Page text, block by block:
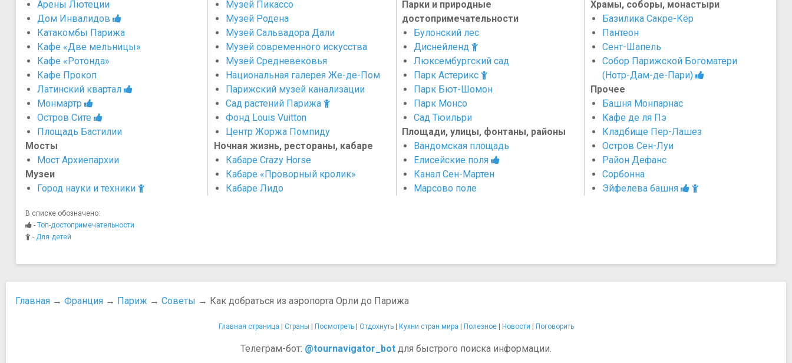
Арены Лютеции
Дом Инвалидов
Катакомбы Парижа
Кафе «Две мельницы»
Кафе «Ротонда»
Кафе Прокоп
Латинский квартал
Монмартр
Остров Сите
Площадь Бастилии
Мосты
Мост Архиепархии
Музеи
Город науки и техники
Музей Пикассо
Музей Родена
Музей Сальвадора Дали
Музей современного искусства
Музей Средневековья
Национальная галерея Же-де-Пом
Парижский музей канализации
Сад растений Парижа
Фонд Louis Vuitton
Центр Жоржа Помпиду
Ночная жизнь, рестораны, кабаре
Кабаре Crazy Horse
Кабаре «Проворный кролик»
Кабаре Лидо
Парки и природные
достопримечательности
Булонский лес
Диснейленд
Люксембургский сад
Парк Астерикс
Парк Бют-Шомон
Парк Монсо
Сад Тюильри
Площади, улицы, фонтаны, районы
Вандомская площадь
Елисейские поля
Канал Сен-Мартен
Марсово поле
Храмы, соборы, монастыри
Базилика Сакре-Кёр
Пантеон
Сент-Шапель
Собор Парижской Богоматери
(Нотр-Дам-де-Пари)
Прочее
Башня Монпарнас
Кафе де ля Пэ
Кладбище Пер-Лашез
Остров Сен-Луи
Район Дефанс
Сорбонна
Эйфелева башня
В списке обозначено:
- Топ-достопримечательности
- Для детей
Главная → Франция → Париж → Советы → Как добраться из аэропорта Орли до Парижа
Главная страница Страны Посмотреть| Отдохнуть| Кухни стран мира Полезное| Новости Поговорить
Телеграм-бот: @tournavigator_bot для быстрого поиска информации.